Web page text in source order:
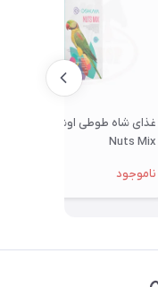
غذای شاه طوطی اوشکایا مدل
Nuts Mix
ناموجود